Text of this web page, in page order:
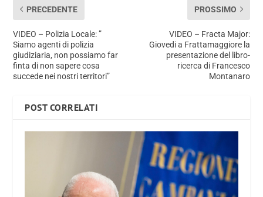
PRECEDENTE
VIDEO – Polizia Locale: ”
Siamo agenti di polizia
giudiziaria, non possiamo far
finta di non sapere cosa
succede nei nostri territori”
PROSSIMO
VIDEO – Fracta Major:
Giovedi a Frattamaggiore la
presentazione del libro-
ricerca di Francesco
Montanaro
POST CORRELATI